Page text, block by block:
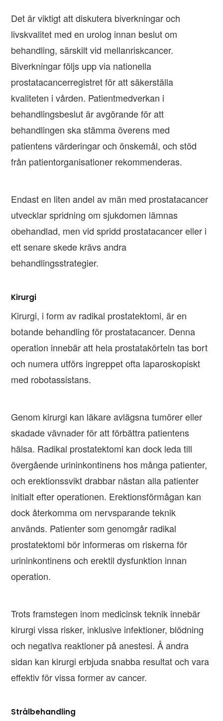
Det är viktigt att diskutera biverkningar och
livskvalitet med en urolog innan beslut om
behandling, särskilt vid mellanriskcancer.
Biverkningar följs upp via nationella
prostatacancerregistret för att säkerställa
kvaliteten i vården. Patientmedverkan i
behandlingsbeslut är avgörande för att
behandlingen ska stämma överens med
patientens värderingar och önskemål, och stöd
från patientorganisationer rekommenderas.
Endast en liten andel av män med prostatacancer
utvecklar spridning om sjukdomen lämnas
obehandlad, men vid spridd prostatacancer eller i
ett senare skede krävs andra
behandlingsstrategier.
Kirurgi
Kirurgi, i form av radikal prostatektomi, är en
botande behandling för prostatacancer. Denna
operation innebär att hela prostatakörteln tas bort
och numera utförs ingreppet ofta laparoskopiskt
med robotassistans.
Genom kirurgi kan läkare avlägsna tumörer eller
skadade vävnader för att förbättra patientens
hälsa. Radikal prostatektomi kan dock leda till
övergående urininkontinens hos många patienter,
och erektionssvikt drabbar nästan alla patienter
initialt efter operationen. Erektionsförmågan kan
dock återkomma om nervsparande teknik
används. Patienter som genomgår radikal
prostatektomi bör informeras om riskerna för
urininkontinens och erektil dysfunktion innan
operation.
Trots framstegen inom medicinsk teknik innebär
kirurgi vissa risker, inklusive infektioner, blödning
och negativa reaktioner på anestesi. Å andra
sidan kan kirurgi erbjuda snabba resultat och vara
effektiv för vissa former av cancer.
Strålbehandling